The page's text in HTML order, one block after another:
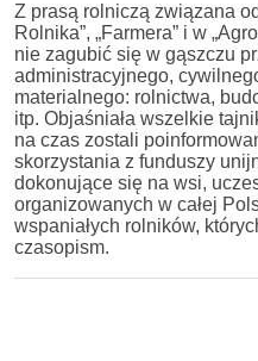
Z prasą rolniczą związana
Rolnika”, „Farmera” i w
nie zagubić się w gąszczu
administracyjnego,
materialnego: rolnictwa,
itp. Objaśniała wszelkie
na czas zostali
skorzystania z funduszy
dokonujące się na wsi,
organizowanych w całej
wspaniałych rolników,
czasopism.